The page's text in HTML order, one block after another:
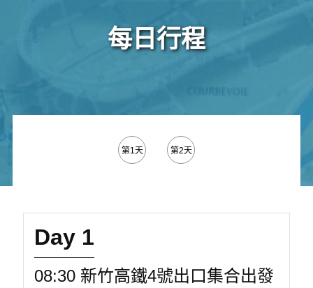
每日行程
第1天 第2天
Day 1
08:30 新竹高鐵4號出口集合出發